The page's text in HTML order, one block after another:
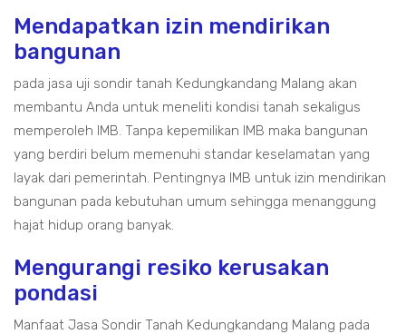
Mendapatkan izin mendirikan
bangunan
pada jasa uji sondir tanah Kedungkandang Malang akan
membantu Anda untuk meneliti kondisi tanah sekaligus
memperoleh IMB. Tanpa kepemilikan IMB maka bangunan
yang berdiri belum memenuhi standar keselamatan yang
layak dari pemerintah. Pentingnya IMB untuk izin mendirikan
bangunan pada kebutuhan umum sehingga menanggung
hajat hidup orang banyak.
Mengurangi resiko kerusakan
pondasi
Manfaat Jasa Sondir Tanah Kedungkandang Malang pada